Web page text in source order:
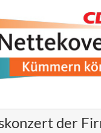
der